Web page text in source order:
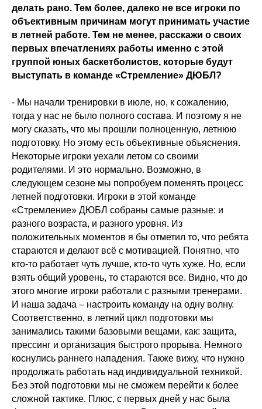
делать рано. Тем более, далеко не все игроки по
объективным причинам могут принимать участие
в летней работе. Тем не менее, расскажи о своих
первых впечатлениях работы именно с этой
группой юных баскетболистов, которые будут
выступать в команде «Стремление» ДЮБЛ?
- Мы начали тренировки в июле, но, к сожалению,
тогда у нас не было полного состава. И поэтому я не
могу сказать, что мы прошли полноценную, летнюю
подготовку. Но этому есть объективные объяснения.
Некоторые игроки уехали летом со своими
родителями. И это нормально. Возможно, в
следующем сезоне мы попробуем поменять процесс
летней подготовки. Игроки в этой команде
«Стремление» ДЮБЛ собраны самые разные: и
разного возраста, и разного уровня. Из
положительных моментов я бы отметил то, что ребята
стараются и делают всё с мотивацией. Понятно, что
кто-то работает чуть лучше, кто-то чуть хуже. Но, если
взять общий уровень, то стараются все. Видно, что до
этого многие игроки работали с разными тренерами.
И наша задача – настроить команду на одну волну.
Соответственно, в летний цикл подготовки мы
занимались такими базовыми вещами, как: защита,
прессинг и организация быстрого прорыва. Немного
коснулись раннего нападения. Также вижу, что нужно
продолжать работать над индивидуальной техникой.
Без этой подготовки мы не сможем перейти к более
сложной тактике. Плюс, с первых дней у нас была